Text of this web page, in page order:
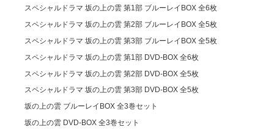
スペシャルドラマ 坂の上の雲 第1部 ブルーレイBOX 全6枚
スペシャルドラマ 坂の上の雲 第2部 ブルーレイBOX 全5枚
スペシャルドラマ 坂の上の雲 第3部 ブルーレイBOX 全5枚
スペシャルドラマ 坂の上の雲 第1部 DVD-BOX 全6枚
スペシャルドラマ 坂の上の雲 第2部 DVD-BOX 全5枚
スペシャルドラマ 坂の上の雲 第3部 DVD-BOX 全5枚
坂の上の雲 ブルーレイBOX 全3巻セット
坂の上の雲 DVD-BOX 全3巻セット